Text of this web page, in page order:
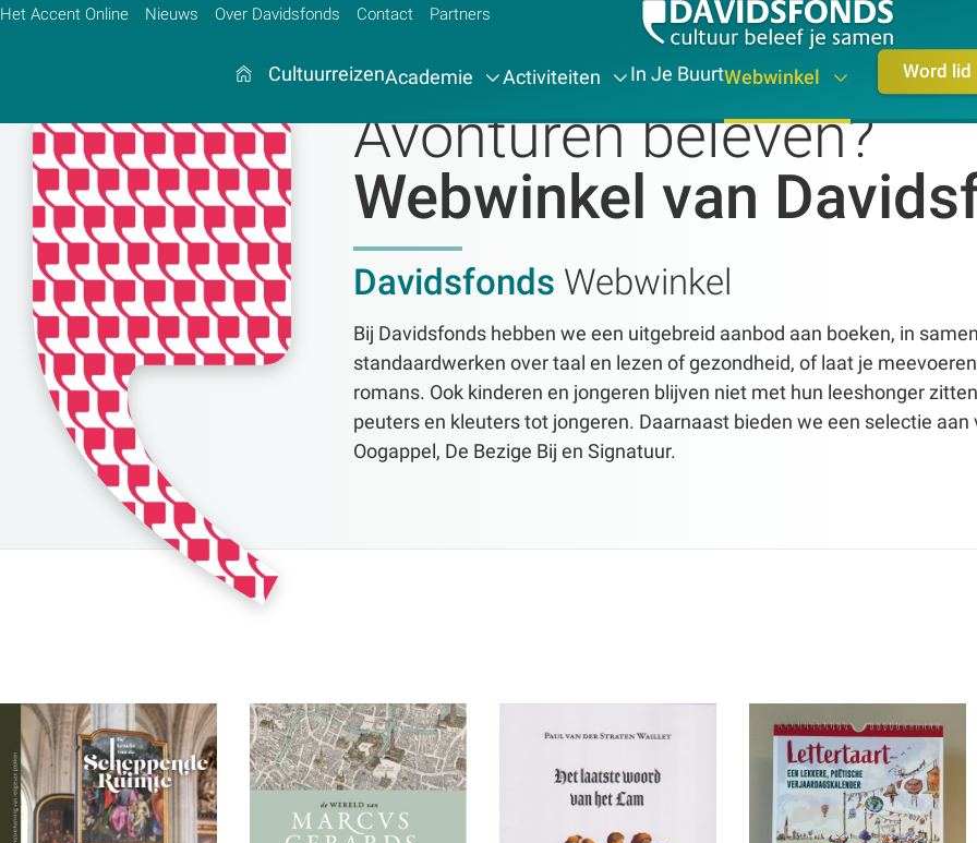
Het Accent Online Nieuws Over Davidsfonds Contact Partners
CultuurreizenAcademie Activiteiten In Je BuurtWebwinkel Word lid
Avonturen beleven?
Webwinkel van
Davidsfonds Webwinkel
Bij Davidsfonds hebben we een uitgebreid aanbod aan boeken, in
standaardwerken over taal en lezen of gezondheid, of laat je
romans. Ook kinderen en jongeren blijven niet met hun leeshonger
peuters en kleuters tot jongeren. Daarnaast bieden we een selectie
Oogappel, De Bezige Bij en Signatuur.
Zoeken